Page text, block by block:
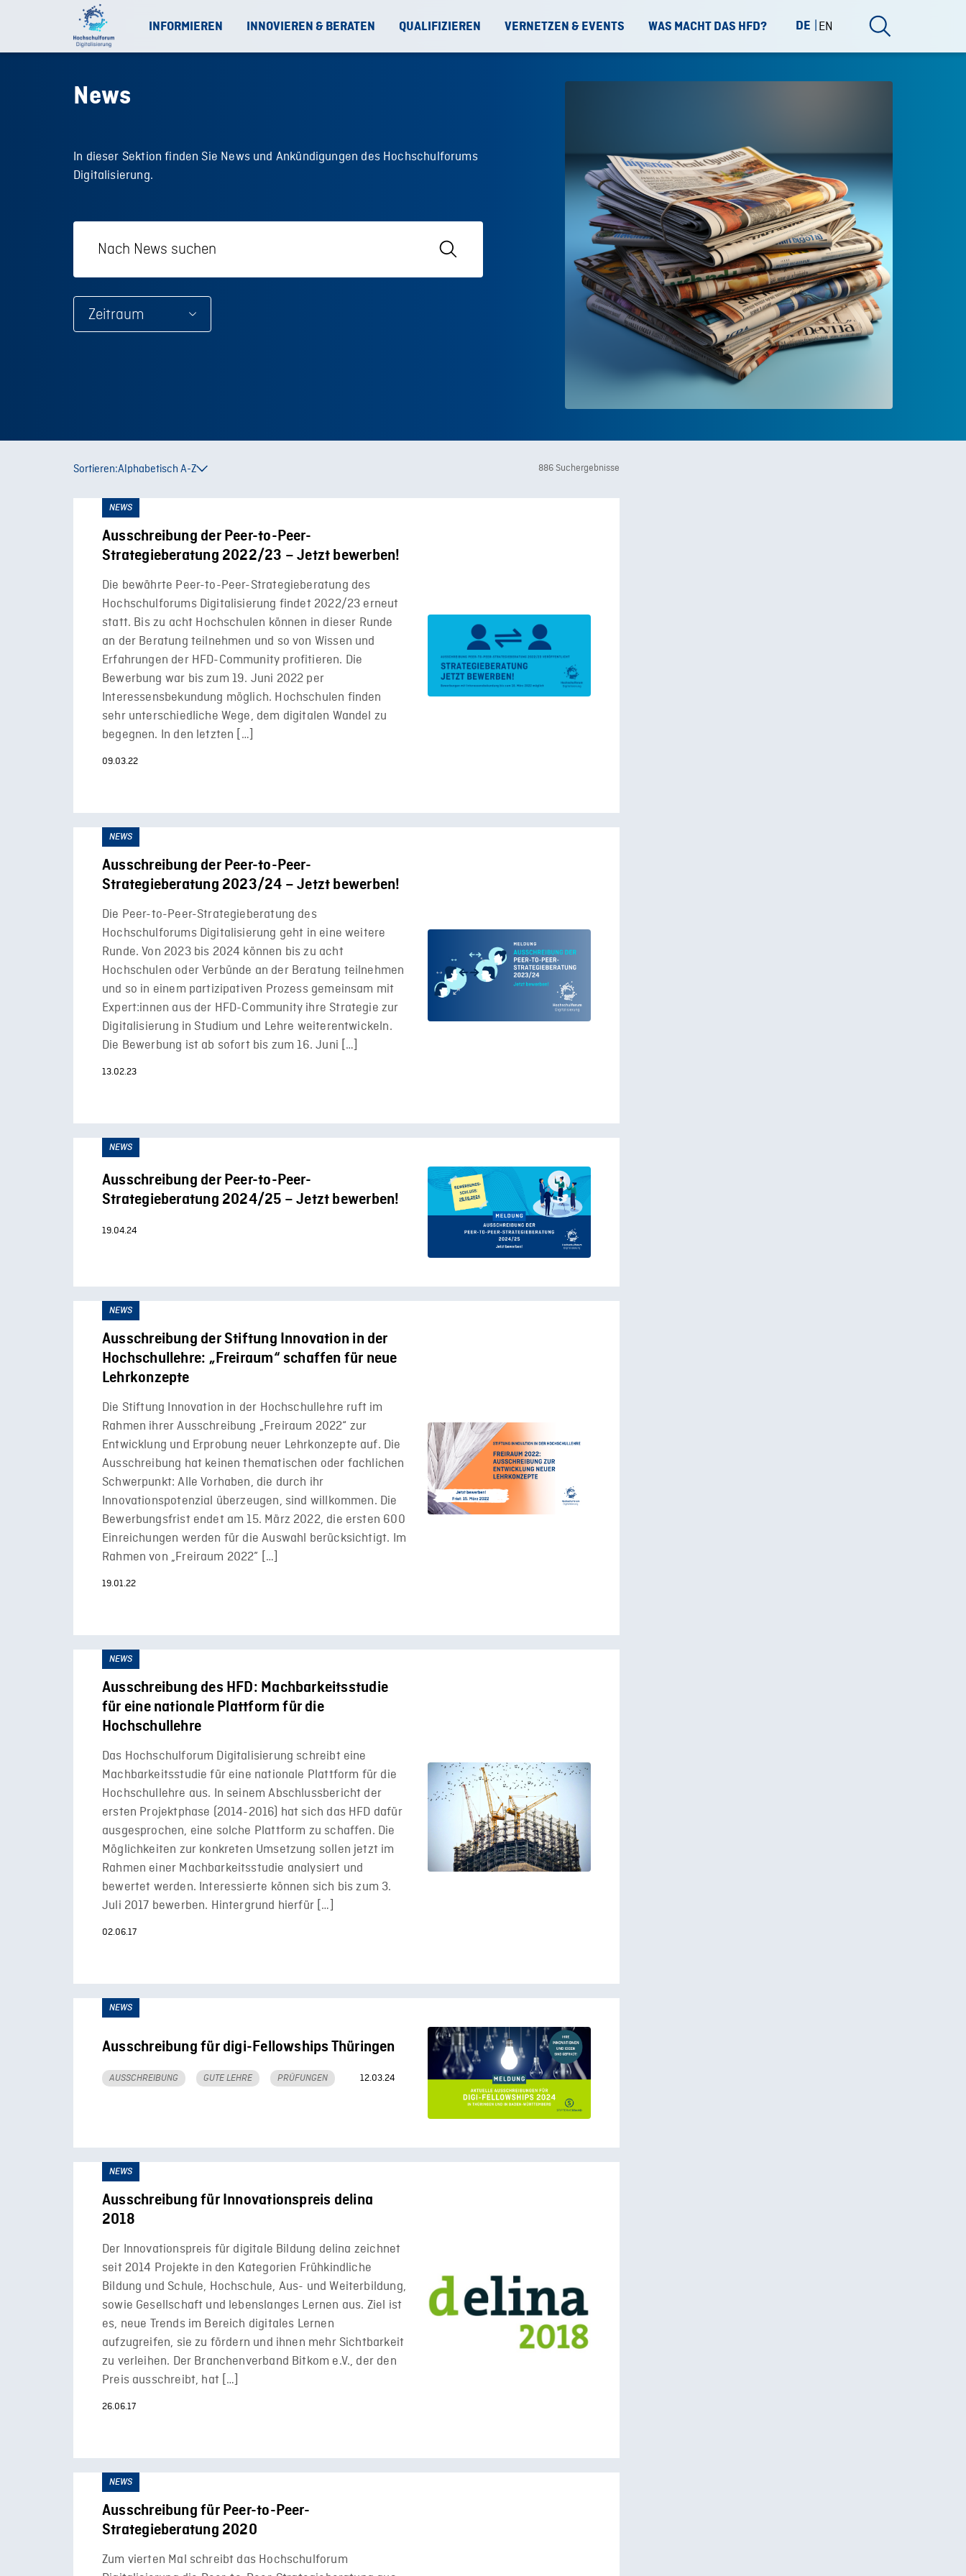
INFORMIEREN INNOVIEREN & BERATEN QUALIFIZIEREN VERNETZEN & EVENTS WAS MACHT DAS HFD? DE EN
News
In dieser Sektion finden Sie News und Ankündigungen des Hochschulforums
Digitalisierung.
Sortieren:Alphabetisch A-Z 886 Suchergebnisse
NEWS
Ausschreibung der Peer-to-Peer-
Strategieberatung 2022/23 – Jetzt bewerben!
Die bewährte Peer-to-Peer-Strategieberatung des
Hochschulforums Digitalisierung findet 2022/23 erneut
statt. Bis zu acht Hochschulen können in dieser Runde
an der Beratung teilnehmen und so von Wissen und
Erfahrungen der HFD-Community profitieren. Die
Bewerbung war bis zum 19. Juni 2022 per
Interessensbekundung möglich. Hochschulen finden
sehr unterschiedliche Wege, dem digitalen Wandel zu
begegnen. In den letzten […]
09.03.22
NEWS
Ausschreibung der Peer-to-Peer-
Strategieberatung 2023/24 – Jetzt bewerben!
Die Peer-to-Peer-Strategieberatung des
Hochschulforums Digitalisierung geht in eine weitere
Runde. Von 2023 bis 2024 können bis zu acht
Hochschulen oder Verbünde an der Beratung teilnehmen
und so in einem partizipativen Prozess gemeinsam mit
Expert:innen aus der HFD-Community ihre Strategie zur
Digitalisierung in Studium und Lehre weiterentwickeln.
Die Bewerbung ist ab sofort bis zum 16. Juni […]
13.02.23
NEWS
Ausschreibung der Peer-to-Peer-
Strategieberatung 2024/25 – Jetzt bewerben!
19.04.24
NEWS
Ausschreibung der Stiftung Innovation in der
Hochschullehre: „Freiraum“ schaffen für neue
Lehrkonzepte
Die Stiftung Innovation in der Hochschullehre ruft im
Rahmen ihrer Ausschreibung „Freiraum 2022“ zur
Entwicklung und Erprobung neuer Lehrkonzepte auf. Die
Ausschreibung hat keinen thematischen oder fachlichen
Schwerpunkt: Alle Vorhaben, die durch ihr
Innovationspotenzial überzeugen, sind willkommen. Die
Bewerbungsfrist endet am 15. März 2022, die ersten 600
Einreichungen werden für die Auswahl berücksichtigt. Im
Rahmen von „Freiraum 2022” […]
19.01.22
NEWS
Ausschreibung des HFD: Machbarkeitsstudie
für eine nationale Plattform für die
Hochschullehre
Das Hochschulforum Digitalisierung schreibt eine
Machbarkeitsstudie für eine nationale Plattform für die
Hochschullehre aus. In seinem Abschlussbericht der
ersten Projektphase (2014-2016) hat sich das HFD dafür
ausgesprochen, eine solche Plattform zu schaffen. Die
Möglichkeiten zur konkreten Umsetzung sollen jetzt im
Rahmen einer Machbarkeitsstudie analysiert und
bewertet werden. Interessierte können sich bis zum 3.
Juli 2017 bewerben. Hintergrund hierfür […]
02.06.17
NEWS
Ausschreibung für digi-Fellowships Thüringen
AUSSCHREIBUNG GUTE LEHRE PRÜFUNGEN 12.03.24
NEWS
Ausschreibung für Innovationspreis delina
2018
Der Innovationspreis für digitale Bildung delina zeichnet
seit 2014 Projekte in den Kategorien Frühkindliche
Bildung und Schule, Hochschule, Aus- und Weiterbildung,
sowie Gesellschaft und lebenslanges Lernen aus. Ziel ist
es, neue Trends im Bereich digitales Lernen
aufzugreifen, sie zu fördern und ihnen mehr Sichtbarkeit
zu verleihen. Der Branchenverband Bitkom e.V., der den
Preis ausschreibt, hat […]
26.06.17
NEWS
Ausschreibung für Peer-to-Peer-
Strategieberatung 2020
Zum vierten Mal schreibt das Hochschulforum